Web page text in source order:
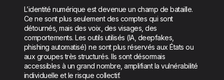
L’identité numérique est devenue un champ de bataille.
Ce ne sont plus seulement des comptes qui sont
détournés, mais des voix, des visages, des
comportements. Les outils utilisés (IA, deepfakes,
phishing automatisé) ne sont plus réservés aux États ou
aux groupes très structurés. Ils sont désormais
accessibles à un grand nombre, amplifiant la vulnérabilité
individuelle et le risque collectif.